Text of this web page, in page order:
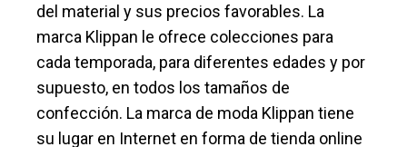
del material y sus precios favorables. La
marca Klippan le ofrece colecciones para
cada temporada, para diferentes edades y por
supuesto, en todos los tamaños de
confección. La marca de moda Klippan tiene
su lugar en Internet en forma de tienda online